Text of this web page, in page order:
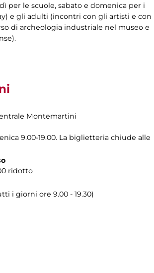
per le scuole, sabato e domenica per i
e gli adulti (incontri con gli artisti e con
di archeologia industriale nel museo e
Montemartini
9.00-19.00. La biglietteria chiude alle
ridotto
i giorni ore 9.00 - 19.30)